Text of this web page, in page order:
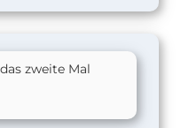
zweite Mal